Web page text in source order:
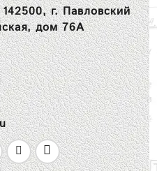
г. Павловский
дом 76А